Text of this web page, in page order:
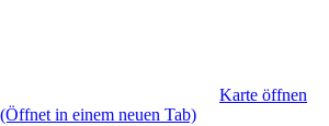
Karte öffnen
(Öffnet in einem neuen Tab)